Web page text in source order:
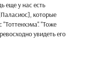
еще у нас есть
которые
"Тоже
увидеть его